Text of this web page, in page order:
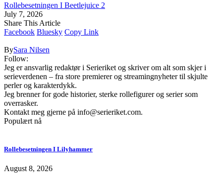
Rollebesetningen I Beetlejuice 2
July 7, 2026
Share This Article
Facebook Bluesky Copy Link
BySara Nilsen
Follow:
Jeg er ansvarlig redaktør i Serieriket og skriver om alt som skjer i
serieverdenen – fra store premierer og streamingnyheter til skjulte
perler og karakterdykk.
Jeg brenner for gode historier, sterke rollefigurer og serier som
overrasker.
Kontakt meg gjerne på info@serieriket.com.
Populært nå
Rollebesetningen I Lilyhammer
August 8, 2026